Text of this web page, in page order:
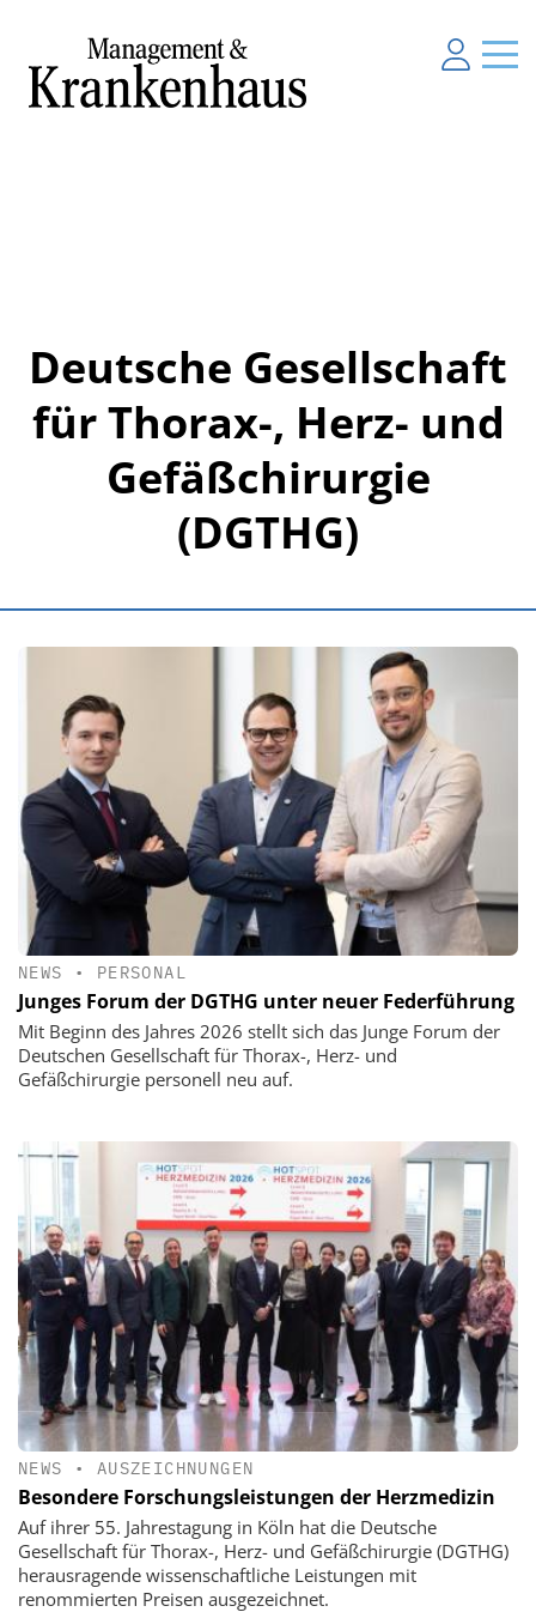
Deutsche Gesellschaft
für Thorax-, Herz- und
Gefäßchirurgie
(DGTHG)
NEWS • PERSONAL
Junges Forum der DGTHG unter neuer Federführung
Mit Beginn des Jahres 2026 stellt sich das Junge Forum der
Deutschen Gesellschaft für Thorax-, Herz- und
Gefäßchirurgie personell neu auf.
NEWS • AUSZEICHNUNGEN
Besondere Forschungsleistungen der Herzmedizin
Auf ihrer 55. Jahrestagung in Köln hat die Deutsche
Gesellschaft für Thorax-, Herz- und Gefäßchirurgie (DGTHG)
herausragende wissenschaftliche Leistungen mit
renommierten Preisen ausgezeichnet.